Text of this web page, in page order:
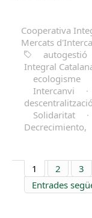
Cooperativa
Mercats
autogestió
Integral
ecologisme
Intercanvi
·
descentralització
Solidaritat
·
Decrecimiento,
1 2 3
Entrades